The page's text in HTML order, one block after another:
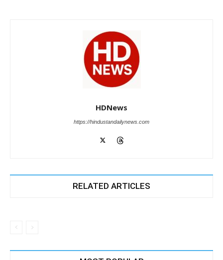
HDNews
https://hindustandailynews.com
RELATED ARTICLES